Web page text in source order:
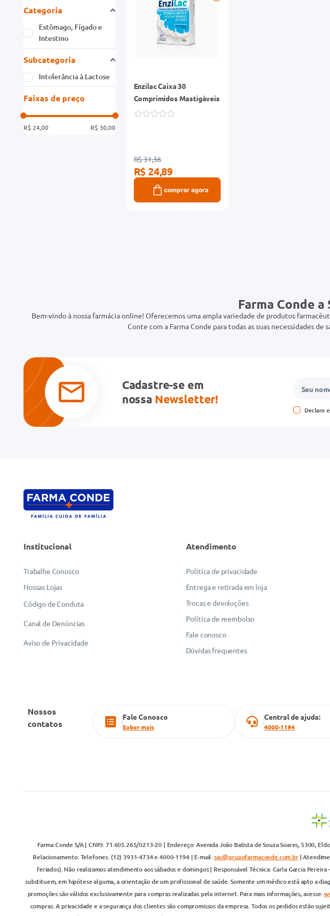
Categoria
Estômago, Fígado e
Intestino
Subcategoria
Intolerância à Lactose
Faixas de preço
R$ 24,00 R$ 30,00
Enzilac Caixa 30
Comprimidos Mastigáveis
R$ 31,36
R$ 24,89
comprar agora
Farma Conde
Bem-vindo à nossa farmácia online! Oferecemos uma ampla variedade de produtos
Conte com a Farma Conde para todas as suas necessidades
Cadastre-se em
nossa Newsletter!
Declaro
Institucional
Trabalhe Conosco
Nossas Lojas
Código de Conduta
Canal de Denúncias
Aviso de Privacidade
Atendimento
Política de privacidade
Entrega e retirada em loja
Trocas e devoluções
Política de reembolso
Fale conosco
Dúvidas frequentes
Nossos
contatos
Fale Conosco
Saber mais
Central de ajuda:
4000-1194
Farma Conde S/A | CNPJ: 71.605.265/0213-20 | Endereço: Avenida João Batista de Souza Soares, 5300,
Relacionamento: Telefones: (12) 3931-4734 e 4000-1194 | E-mail:sac@grupofarmaconde.com.br|
feriados). Não realizamos atendimento aos sábados e domingos | Responsável Técnica: Carla Garcia
substituem, em hipótese alguma, a orientação de um profissional de saúde. Somente um médico está apto a
promoções são válidos exclusivamente para compras realizadas pela internet. Para mais informações, acesse:
compras. A privacidade e a segurança dos clientes são compromissos da empresa. Todos os pedidos estão